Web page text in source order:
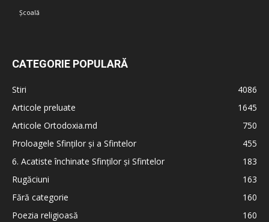
Școală
CATEGORIE POPULARĂ
Stiri
4086
Articole preluate
1645
Articole Ortodoxia.md
750
Proloagele Sfinților și a Sfintelor
455
6. Acatiste închinate Sfinților și Sfintelor
183
Rugăciuni
163
Fără categorie
160
Poezia religioasă
160